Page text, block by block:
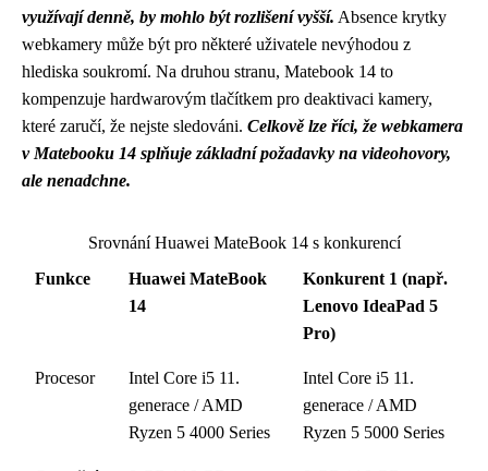
využívají denně, by mohlo být rozlišení vyšší. Absence krytky
webkamery může být pro některé uživatele nevýhodou z
hlediska soukromí. Na druhou stranu, Matebook 14 to
kompenzuje hardwarovým tlačítkem pro deaktivaci kamery,
které zaručí, že nejste sledováni. Celkově lze říci, že webkamera
v Matebooku 14 splňuje základní požadavky na videohovory,
ale nenadchne.
Srovnání Huawei MateBook 14 s konkurencí
Funkce
Huawei MateBook
14
Konkurent 1 (např.
Lenovo IdeaPad 5
Pro)
Procesor
Intel Core i5 11.
generace / AMD
Ryzen 5 4000 Series
Intel Core i5 11.
generace / AMD
Ryzen 5 5000 Series